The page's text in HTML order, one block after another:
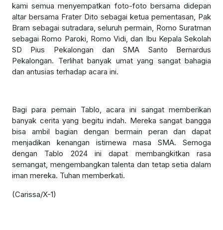
kami semua menyempatkan foto-foto bersama didepan
altar bersama Frater Dito sebagai ketua pementasan, Pak
Bram sebagai sutradara, seluruh permain, Romo Suratman
sebagai Romo Paroki, Romo Vidi, dan Ibu Kepala Sekolah
SD Pius Pekalongan dan SMA Santo Bernardus
Pekalongan. Terlihat banyak umat yang sangat bahagia
dan antusias terhadap acara ini.
Bagi para pemain Tablo, acara ini sangat memberikan
banyak cerita yang begitu indah. Mereka sangat bangga
bisa ambil bagian dengan bermain peran dan dapat
menjadikan kenangan istimewa masa SMA. Semoga
dengan Tablo 2024 ini dapat membangkitkan rasa
semangat, mengembangkan talenta dan tetap setia dalam
iman mereka. Tuhan memberkati.
(Carissa/X-1)